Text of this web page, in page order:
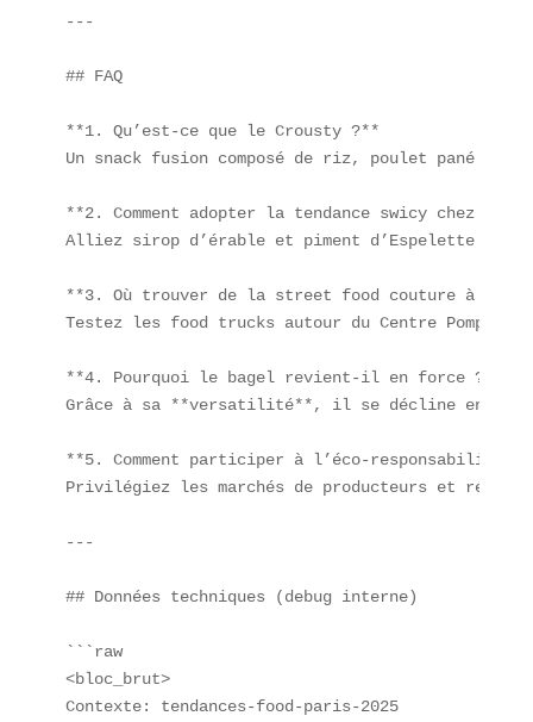
---
## FAQ
**1. Qu’est-ce que le Crousty ?**
Un snack fusion composé de riz, poulet pané et
**2. Comment adopter la tendance swicy chez
Alliez sirop d’érable et piment d’Espelette dans
**3. Où trouver de la street food couture à
Testez les food trucks autour du Centre
**4. Pourquoi le bagel revient-il en force ?**
Grâce à sa **versatilité**, il se décline en
**5. Comment participer à l’éco-
Privilégiez les marchés de producteurs et
---
## Données techniques (debug interne)
```raw
<bloc_brut>
Contexte: tendances-food-paris-2025